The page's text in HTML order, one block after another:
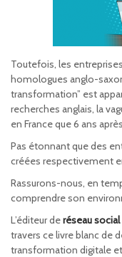
Toutefois, les
homologues anglo-
transformation” est
recherches anglais, la
en France que 6 ans
Pas étonnant que des
créées respectivement
Rassurons-nous, en
comprendre son
L’éditeur deréseau social
travers ce livre blanc de
transformation digitale